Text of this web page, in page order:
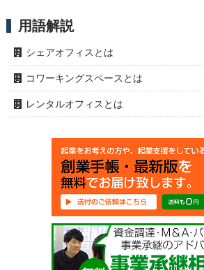
用語解説
シェアオフィスとは
コワーキングスペースとは
レンタルオフィスとは